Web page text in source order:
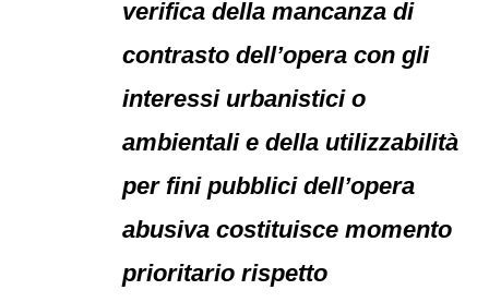
verifica della mancanza di
contrasto dell’opera con gli
interessi urbanistici o
ambientali e della utilizzabilità
per fini pubblici dell’opera
abusiva costituisce momento
prioritario rispetto